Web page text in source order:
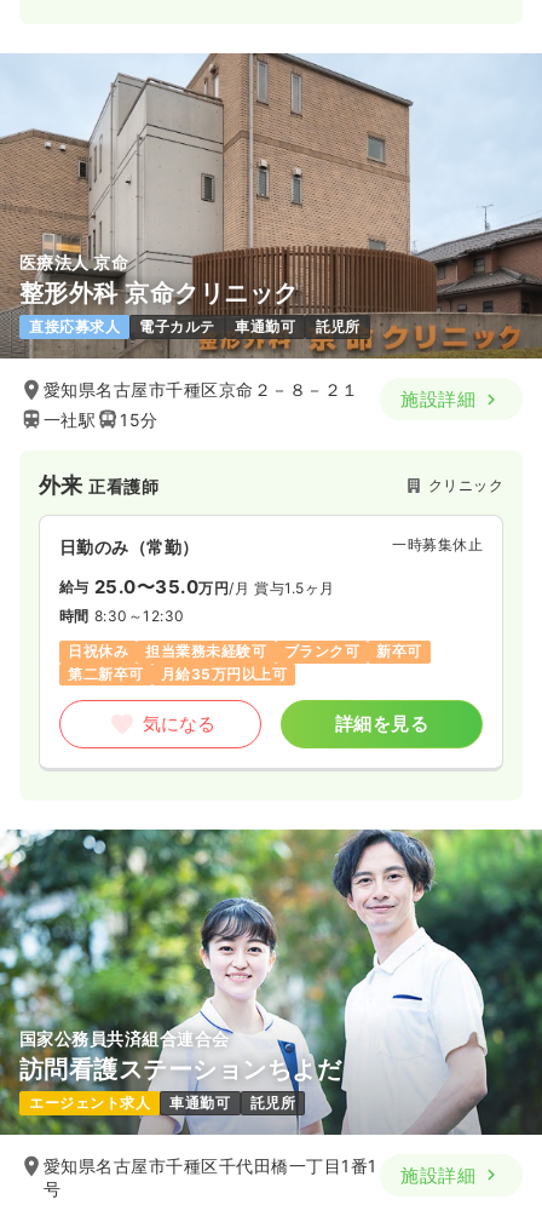
8:30～15:15（休憩45分）
ブランク可
時給1,600円以上可
気になる 詳細を見る
オペ室(手術室)正看護師 一般病院
日勤のみ（常勤） 一時募集休止
給与 28.4万円/月 賞与11.2万円
※経験10年の例
時間
8:30～17:15
気になる 詳細を見る
検診・健診 正看護師
日勤のみ（常勤）
給与 27.3万円/月 賞与2回
※経験12年の例
時間
8:30～17:15
医療法人 京命
整形外科 京命クリニック
直接応募求人 電子カルテ 車通勤可 託児所
愛知県名古屋市千種区京命２－８－２１
一社駅
15分
施設詳細
外来正看護師 クリニック
日勤のみ（常勤） 一時募集休止
給与 25.0〜35.0万円/月 賞与1.5ヶ月
時間 8:30～12:30
日祝休み
担当業務未経験可 ブランク可
新卒可
第二新卒可
月給35万円以上可
気になる 詳細を見る
国家公務員共済組合連合会
訪問看護ステーションちよだ
エージェント求人 車通勤可 託児所
愛知県名古屋市千種区千代田橋一丁目1番1
号
施設詳細